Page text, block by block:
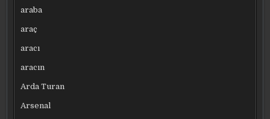
araba
araç
aracı
aracın
Arda Turan
Arsenal